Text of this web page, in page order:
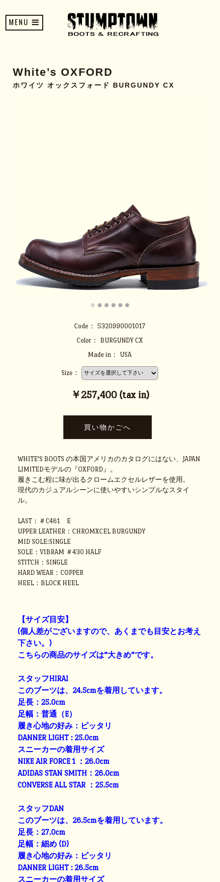
MENU
White’s OXFORD
ホワイツ オックスフォード BURGUNDY CX
Code：
5320990001017
Color：
BURGUNDY CX
Made in：
USA
Size：
￥257,400 (tax in)
WHITE'S BOOTS の本国アメリカのカタログにはない、JAPAN
LIMITEDモデルの『OXFORD』。
履きこむ程に味が出るクロームエクセルレザーを使用。
現代のカジュアルシーンに使いやすいシンプルなスタイ
ル。
LAST：＃C461 E
UPPER LEATHER：CHROMXCEL BURGUNDY
MID SOLE:SINGLE
SOLE：VIBRAM ＃430 HALF
STITCH：SINGLE
HARD WEAR：COPPER
HEEL：BLOCK HEEL
【サイズ目安】
(個人差がございますので、あくまでも目安とお考え
下さい。)
こちらの商品のサイズは”大きめ”です。
スタッフHIRAI
このブーツは、24.5cmを着用しています。
足長：25.0cm
足幅：普通（E）
履き心地の好み：ピッタリ
DANNER LIGHT : 25.0cm
スニーカーの着用サイズ
NIKE AIR FORCE 1 ：26.0cm
ADIDAS STAN SMITH：26.0cm
CONVERSE ALL STAR ：25.5cm
スタッフDAN
このブーツは、26.5cmを着用しています。
足長：27.0cm
足幅：細め (D)
履き心地の好み：ピッタリ
DANNER LIGHT : 26.5cm
スニーカーの着用サイズ